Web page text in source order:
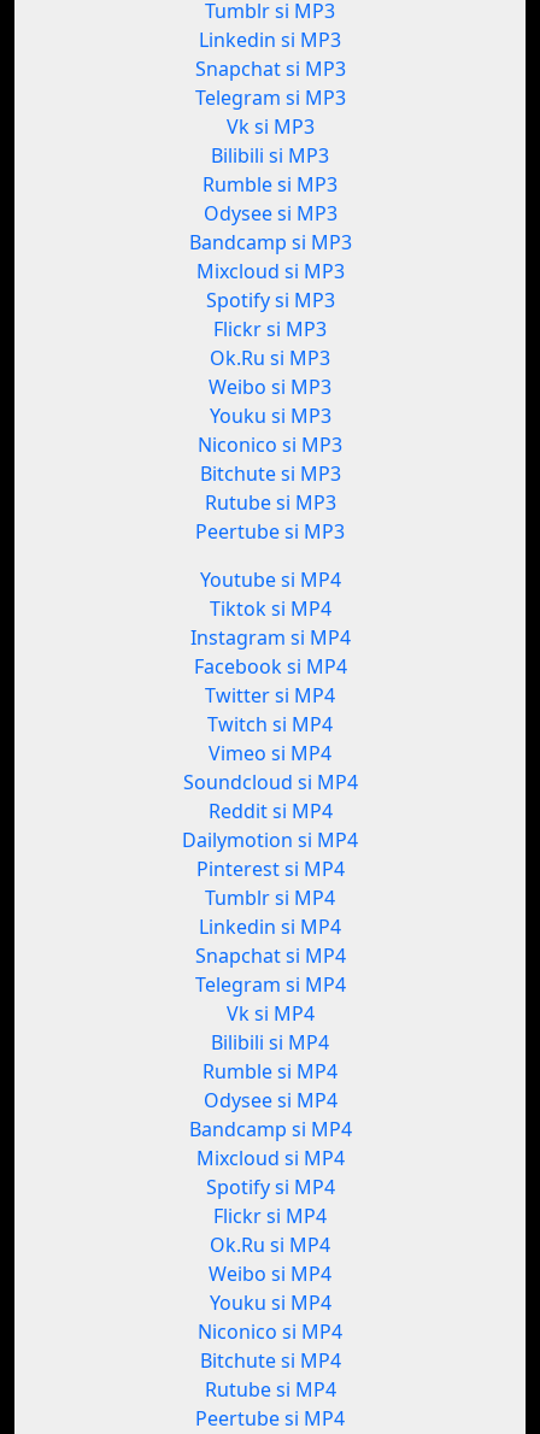
Tumblr si MP3
Linkedin si MP3
Snapchat si MP3
Telegram si MP3
Vk si MP3
Bilibili si MP3
Rumble si MP3
Odysee si MP3
Bandcamp si MP3
Mixcloud si MP3
Spotify si MP3
Flickr si MP3
Ok.Ru si MP3
Weibo si MP3
Youku si MP3
Niconico si MP3
Bitchute si MP3
Rutube si MP3
Peertube si MP3
Youtube si MP4
Tiktok si MP4
Instagram si MP4
Facebook si MP4
Twitter si MP4
Twitch si MP4
Vimeo si MP4
Soundcloud si MP4
Reddit si MP4
Dailymotion si MP4
Pinterest si MP4
Tumblr si MP4
Linkedin si MP4
Snapchat si MP4
Telegram si MP4
Vk si MP4
Bilibili si MP4
Rumble si MP4
Odysee si MP4
Bandcamp si MP4
Mixcloud si MP4
Spotify si MP4
Flickr si MP4
Ok.Ru si MP4
Weibo si MP4
Youku si MP4
Niconico si MP4
Bitchute si MP4
Rutube si MP4
Peertube si MP4